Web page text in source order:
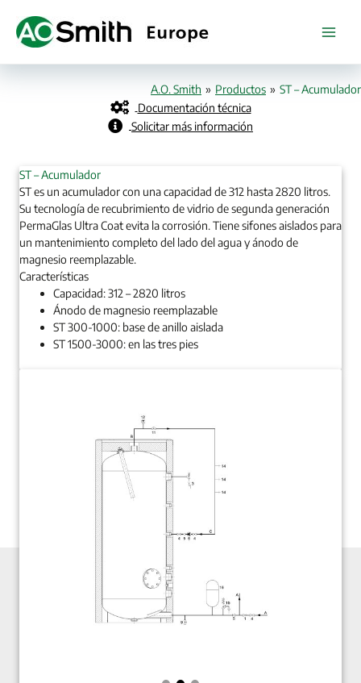
contenido
A.O. Smith » Productos » ST – Acumulador
Documentación técnica
Solicitar más información
ST – Acumulador
ST es un acumulador con una capacidad de 312 hasta 2820 litros.
Su tecnología de recubrimiento de vidrio de segunda generación
PermaGlas Ultra Coat evita la corrosión. Tiene sifones aislados para
un mantenimiento completo del lado del agua y ánodo de
magnesio reemplazable.
Características
Capacidad: 312 – 2820 litros
Ánodo de magnesio reemplazable
ST 300-1000: base de anillo aislada
ST 1500-3000: en las tres pies